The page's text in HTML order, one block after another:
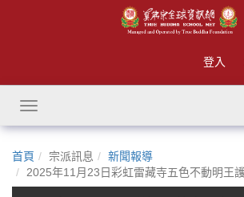
登入
Toggle
navigation
首頁 宗派訊息
新聞報導
2025年11月23日彩虹雷藏寺五色不動明王